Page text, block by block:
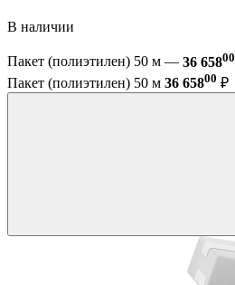
В наличии
Пакет (полиэтилен) 50 м — 36 65800
Пакет (полиэтилен) 50 м 36 65800 ₽